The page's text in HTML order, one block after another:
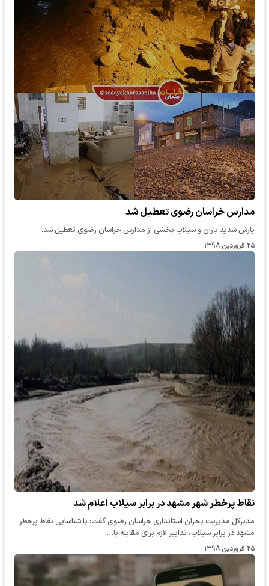
مدارس خراسان رضوی تعطیل شد
بارش شدید باران و سیلاب بخشی از مدارس خراسان رضوی تعطیل شد.
۲۵ فروردین ۱۳۹۸
نقاط پرخطر شهر مشهد در برابر سیلاب اعلام شد
مدیرکل مدیریت بحران استانداری خراسان رضوی گفت: با شناسایی نقاط پرخطر
مشهد در برابر سیلاب، تدابیر لازم برای مقابله با…
۲۵ فروردین ۱۳۹۸